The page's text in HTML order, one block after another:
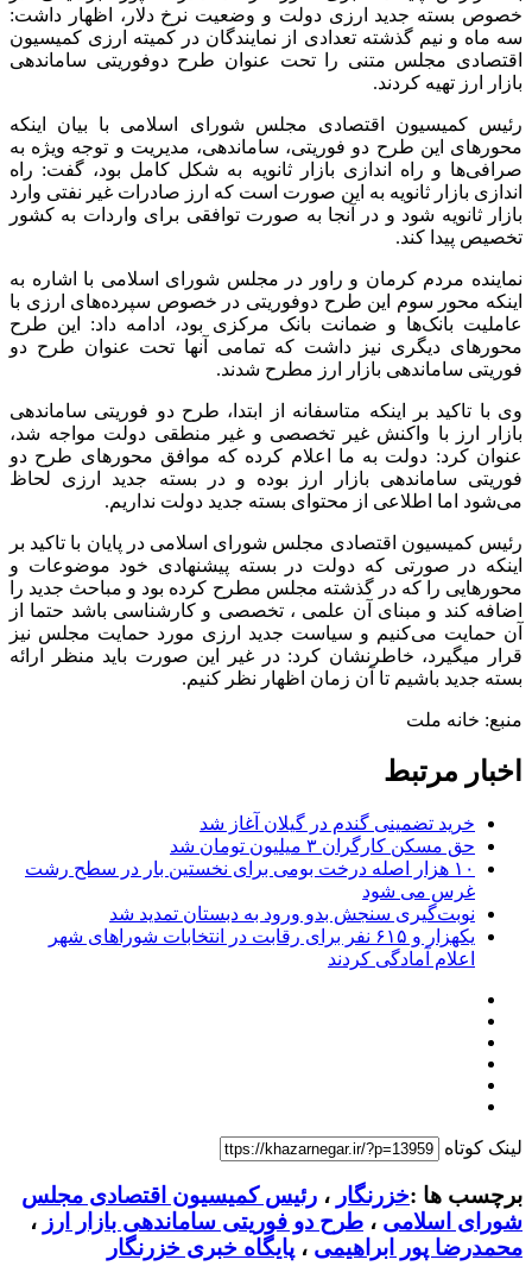
خصوص بسته جدید ارزی دولت و وضعیت نرخ دلار، اظهار داشت:
سه ماه و نیم گذشته تعدادی از نمایندگان در کمیته ارزی کمیسیون
اقتصادی مجلس متنی را تحت عنوان طرح دوفوریتی ساماندهی
بازار ارز تهیه کردند.
رئیس کمیسیون اقتصادی مجلس شورای اسلامی با بیان اینکه
محورهای این طرح دو فوریتی، ساماندهی، مدیریت و توجه ویژه به
صرافی‌ها و راه اندازی بازار ثانویه به شکل کامل بود، گفت: راه
اندازی بازار ثانویه به این صورت است که ارز صادرات غیر نفتی وارد
بازار ثانویه شود و در آنجا به صورت توافقی برای واردات به کشور
تخصیص پیدا کند.
نماینده مردم کرمان و راور در مجلس شورای اسلامی با اشاره به
اینکه محور سوم این طرح دوفوریتی در خصوص سپرده‌های ارزی با
عاملیت بانک‌ها و ضمانت بانک مرکزی بود، ادامه داد: این طرح
محورهای دیگری نیز داشت که تمامی آنها تحت عنوان طرح دو
فوریتی ساماندهی بازار ارز مطرح شدند.
وی با تاکید بر اینکه متاسفانه از ابتدا، طرح دو فوریتی ساماندهی
بازار ارز با واکنش غیر تخصصی و غیر منطقی دولت مواجه شد،
عنوان کرد: دولت به ما اعلام کرده که موافق محورهای طرح دو
فوریتی ساماندهی بازار ارز بوده و در بسته جدید ارزی لحاظ
می‌شود اما اطلاعی از محتوای بسته جدید دولت نداریم.
رئیس کمیسیون اقتصادی مجلس شورای اسلامی در پایان با تاکید بر
اینکه در صورتی که دولت در بسته پیشنهادی خود موضوعات و
محورهایی را که در گذشته مجلس مطرح کرده بود و مباحث جدید را
اضافه کند و مبنای آن علمی ، تخصصی و کارشناسی باشد حتما از
آن حمایت می‌کنیم و سیاست جدید ارزی مورد حمایت مجلس نیز
قرار میگیرد، خاطرنشان کرد: در غیر این صورت باید منظر ارائه
بسته جدید باشیم تا آن زمان اظهار نظر کنیم.
منبع: خانه ملت
اخبار مرتبط
خرید تضمینی گندم در گیلان آغاز شد
حق مسکن کارگران ۳ میلیون تومان شد
۱۰ هزار اصله درخت بومی برای نخستین بار در سطح رشت
غرس می شود
نوبت‌گیری سنجش بدو ورود به دبستان تمدید شد
یکهزار و ۶۱۵ نفر برای رقابت در انتخابات شوراهای شهر
اعلام آمادگی کردند
لینک کوتاه
برچسب ها :خزرنگار ، رئیس کمیسیون اقتصادی مجلس
شورای اسلامی ، طرح دو فوریتی ساماندهی بازار ارز ،
محمدرضا پور ابراهیمی ، پایگاه خبری خزرنگار